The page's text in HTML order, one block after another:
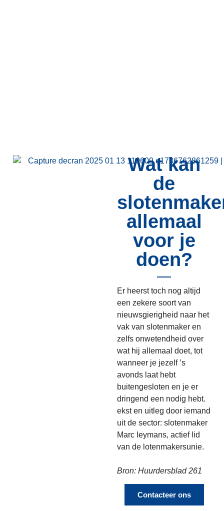
Wat kan
de
allemaal
voor je
doen?
Er heerst toch nog altijd
een zekere soort van
nieuwsgierigheid naar het
vak van slotenmaker en
zelfs onwetendheid over
wat hij allemaal doet, tot
wanneer je jezelf ’s
avonds laat hebt
buitengesloten en je er
dringend een nodig hebt.
ekst en uitleg door iemand
uit de sector: slotenmaker
Marc leymans, actief lid
van de lotenmakersunie.
Bron: Huurdersblad 261
Contacteer ons